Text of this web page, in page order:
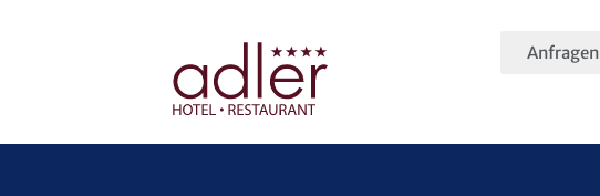
Anfragen